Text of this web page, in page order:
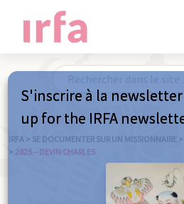
IRFA > SE DOCUMENTER SUR UN MISSIONNAIRE >
> 2825 – DEVIN CHARLES
S'inscrire à la newsletter
up for the IRFA